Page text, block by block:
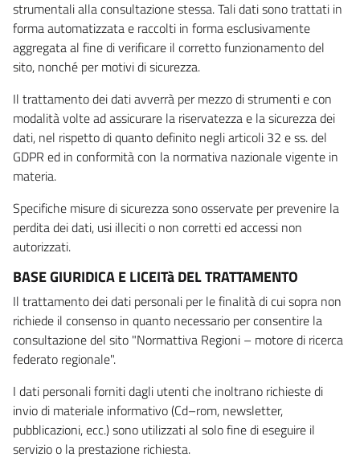
strumentali alla consultazione stessa. Tali dati sono trattati in
forma automatizzata e raccolti in forma esclusivamente
aggregata al fine di verificare il corretto funzionamento del
sito, nonché per motivi di sicurezza.
Il trattamento dei dati avverrà per mezzo di strumenti e con
modalità volte ad assicurare la riservatezza e la sicurezza dei
dati, nel rispetto di quanto definito negli articoli 32 e ss. del
GDPR ed in conformità con la normativa nazionale vigente in
materia.
Specifiche misure di sicurezza sono osservate per prevenire la
perdita dei dati, usi illeciti o non corretti ed accessi non
autorizzati.
BASE GIURIDICA E LICEITà DEL TRATTAMENTO
Il trattamento dei dati personali per le finalità di cui sopra non
richiede il consenso in quanto necessario per consentire la
consultazione del sito "Normattiva Regioni – motore di ricerca
federato regionale".
I dati personali forniti dagli utenti che inoltrano richieste di
invio di materiale informativo (Cd–rom, newsletter,
pubblicazioni, ecc.) sono utilizzati al solo fine di eseguire il
servizio o la prestazione richiesta.